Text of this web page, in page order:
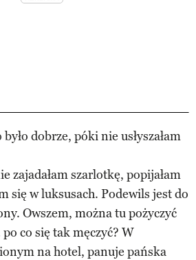
dobrze, póki nie usłyszałam
zajadałam szarlotkę, popijałam
się w luksusach. Podewils jest do
Owszem, można tu pożyczyć
co się tak męczyć? W
na hotel, panuje pańska